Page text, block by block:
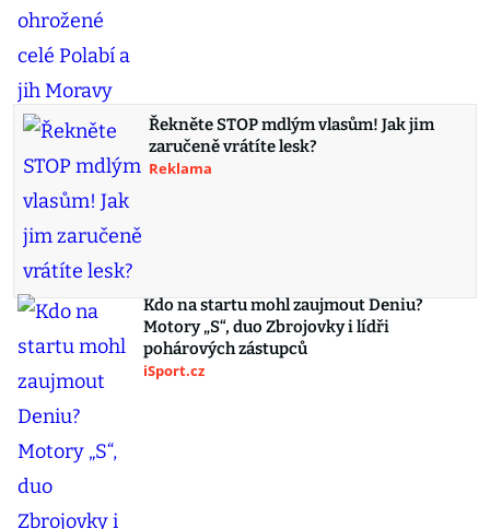
Řekněte STOP mdlým vlasům! Jak jim
zaručeně vrátíte lesk?
Reklama
Kdo na startu mohl zaujmout Deniu?
Motory „S“, duo Zbrojovky i lídři
pohárových zástupců
iSport.cz